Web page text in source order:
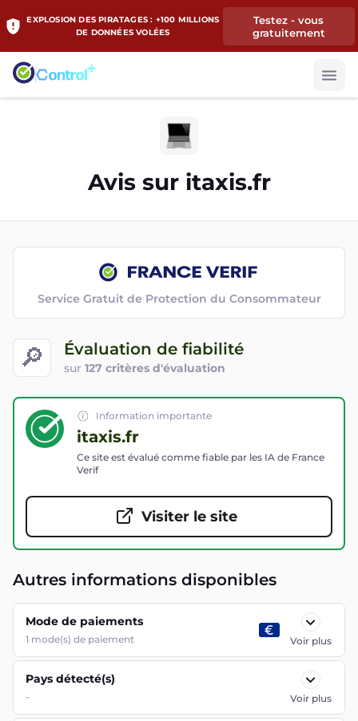
EXPLOSION DES PIRATAGES : +100 MILLIONS
DE DONNÉES VOLÉES
Testez - vous
gratuitement
Avis sur itaxis.fr
🔎 Évaluation de fiabilité
sur 127 critères d'évaluation
Service Gratuit de Protection du Consommateur
Information importante
itaxis.fr
Ce site est évalué comme fiable par les IA de France
Verif
Visiter le site
Autres informations disponibles
Mode de paiements
1 mode(s) de paiement Voir plus
Pays détecté(s)
- Voir plus